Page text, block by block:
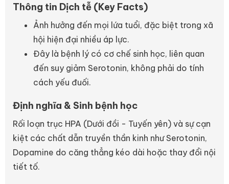
Thông tin Dịch tễ (Key Facts)
Ảnh hưởng đến mọi lứa tuổi, đặc biệt trong xã
hội hiện đại nhiều áp lực.
Đây là bệnh lý có cơ chế sinh học, liên quan
đến suy giảm Serotonin, không phải do tính
cách yếu đuối.
Định nghĩa & Sinh bệnh học
Rối loạn trục HPA (Dưới đồi - Tuyến yên) và sự cạn
kiệt các chất dẫn truyền thần kinh như Serotonin,
Dopamine do căng thẳng kéo dài hoặc thay đổi nội
tiết tố.